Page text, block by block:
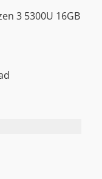
3 5300U 16GB